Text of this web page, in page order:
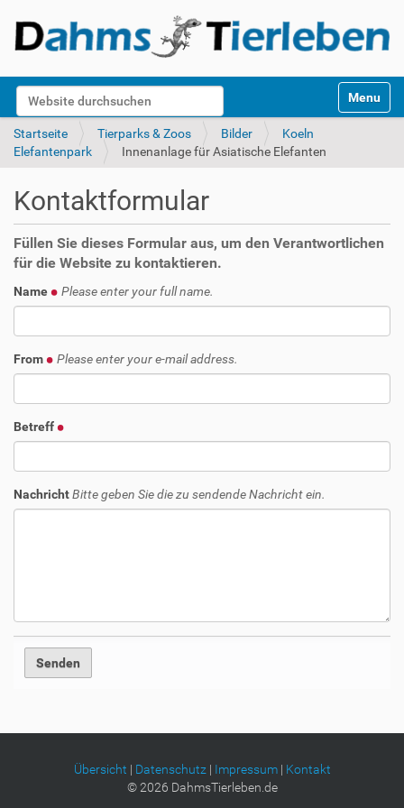
Website durchsuchen
k
Toggle
Startseite Tierparks & Zoos Bilder
Koeln
Elefantenpark
Innenanlage für Asiatische Elefanten
Kontaktformular
Füllen Sie dieses Formular aus, um den Verantwortlichen
für die Website zu kontaktieren.
Name Please enter your full name.
From Please enter your e-mail address.
Betreff
NachrichtBitte geben Sie die zu sendende Nachricht ein.
Übersicht | Datenschutz| Impressum| Kontakt
©2026 DahmsTierleben.de